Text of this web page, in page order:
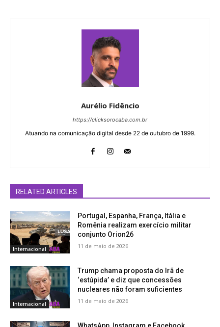
Aurélio Fidêncio
https://clicksorocaba.com.br
Atuando na comunicação digital desde 22 de outubro de 1999.
RELATED ARTICLES
Internacional
Portugal, Espanha, França, Itália e
Romênia realizam exercício militar
conjunto Orion26
11 de maio de 2026
Internacional
Trump chama proposta do Irã de
‘estúpida’ e diz que concessões
nucleares não foram suficientes
11 de maio de 2026
WhatsApp, Instagram e Facebook